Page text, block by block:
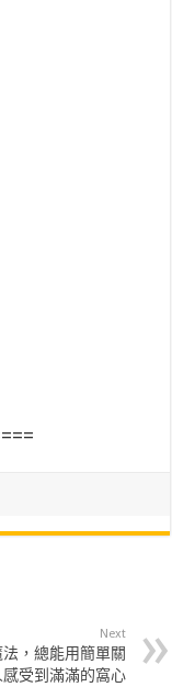
Next
，總能用簡單關
受到滿滿的窩心